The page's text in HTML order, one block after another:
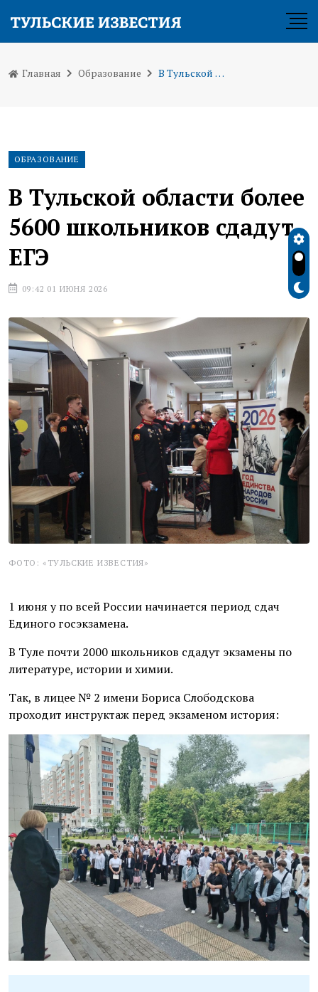
Главная Образование В Тульской области более 5600 школьников сдадут ЕГЭ
ОБРАЗОВАНИЕ
В Тульской области более
5600 школьников сдадут
ЕГЭ
09:42 01 ИЮНЯ 2026
ФОТО: «ТУЛЬСКИЕ ИЗВЕСТИЯ»
1 июня у по всей России начинается период сдач
Единого госэкзамена.
В Туле почти 2000 школьников сдадут экзамены по
литературе, истории и химии.
Так, в лицее № 2 имени Бориса Слободскова
проходит инструктаж перед экзаменом история: